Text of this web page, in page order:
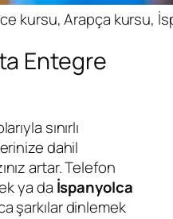
kursu, Arapça kursu,
Entegre
sınırlı
dahil
artar. Telefon
ya da İspanyolca
şarkılar dinlemek